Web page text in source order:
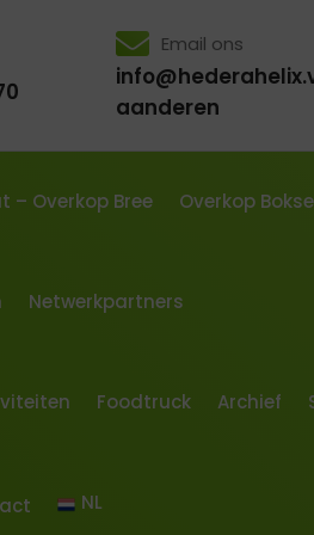
Email ons
aanderen
– Overkop Bree Overkop
Netwerkpartners
Foodtruck Archief
NL